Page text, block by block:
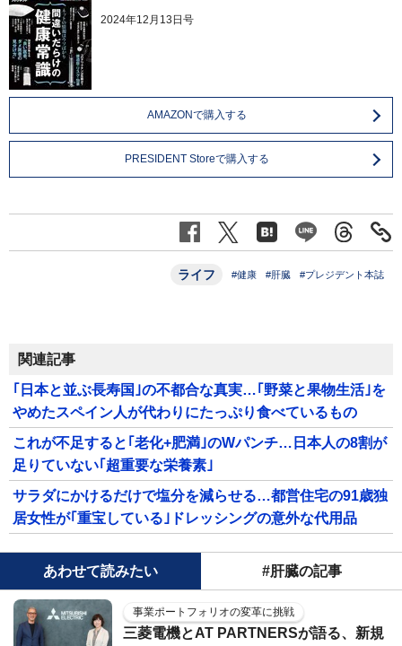
2024年12月13日号
AMAZONで購入する
PRESIDENT Storeで購入する
ライフ #健康 #肝臓 #プレジデント本誌
関連記事
｢日本と並ぶ長寿国｣の不都合な真実…｢野菜と果物生活｣を
やめたスペイン人が代わりにたっぷり食べているもの
これが不足すると｢老化+肥満｣のWパンチ…日本人の8割が
足りていない｢超重要な栄養素｣
サラダにかけるだけで塩分を減らせる…都営住宅の91歳独
居女性が｢重宝している｣ドレッシングの意外な代用品
あわせて読みたい #肝臓の記事
事業ポートフォリオの変革に挑戦
三菱電機とAT PARTNERSが語る、新規